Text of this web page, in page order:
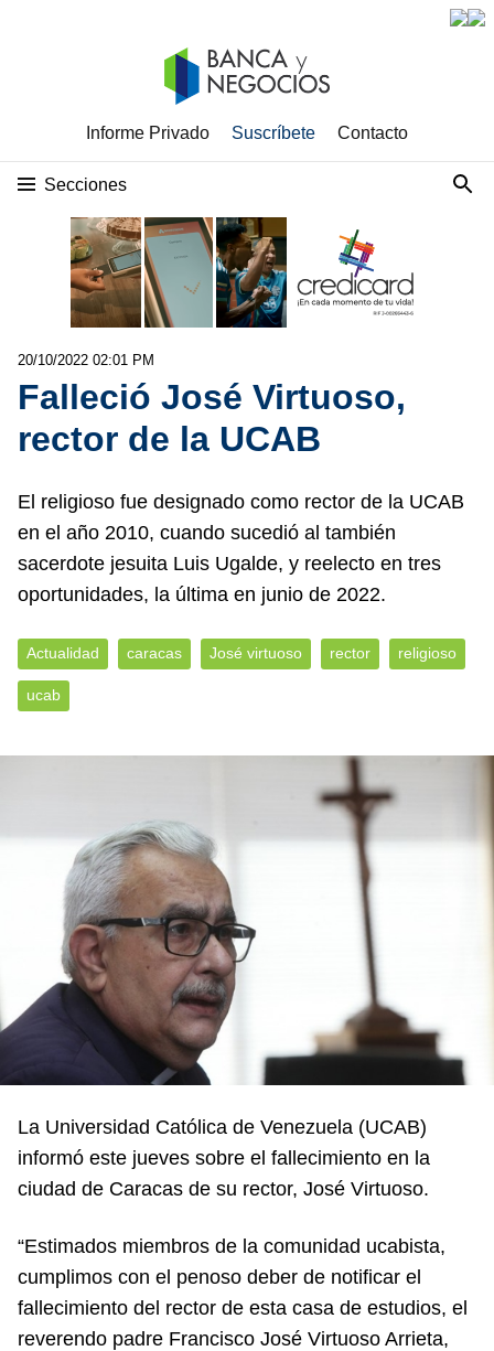
Informe Privado Suscríbete Contacto
Secciones
20/10/2022 02:01 PM
Falleció José Virtuoso,
rector de la UCAB
El religioso fue designado como rector de la UCAB
en el año 2010, cuando sucedió al también
sacerdote jesuita Luis Ugalde, y reelecto en tres
oportunidades, la última en junio de 2022.
Actualidad caracas José virtuoso rector religioso
ucab
La Universidad Católica de Venezuela (UCAB)
informó este jueves sobre el fallecimiento en la
ciudad de Caracas de su rector, José Virtuoso.
“Estimados miembros de la comunidad ucabista,
cumplimos con el penoso deber de notificar el
fallecimiento del rector de esta casa de estudios, el
reverendo padre Francisco José Virtuoso Arrieta,